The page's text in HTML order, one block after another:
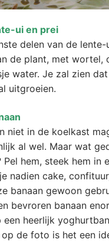
ui en prei
delen van de
de plant, met wortel,
water. Je zal zien
uitgroeien.
niet in de koelkast
al wel. Maar wat
Pel hem, steek hem in
nadien cake,
banaan gewoon
bevroren banaan
een heerlijk
de foto is het een